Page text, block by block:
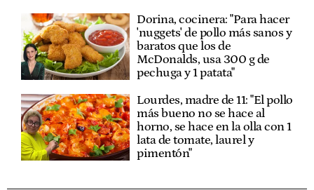
Dorina, cocinera: "Para hacer
'nuggets' de pollo más sanos y
baratos que los de
McDonalds, usa 300 g de
pechuga y 1 patata"
Lourdes, madre de 11: "El pollo
más bueno no se hace al
horno, se hace en la olla con 1
lata de tomate, laurel y
pimentón"